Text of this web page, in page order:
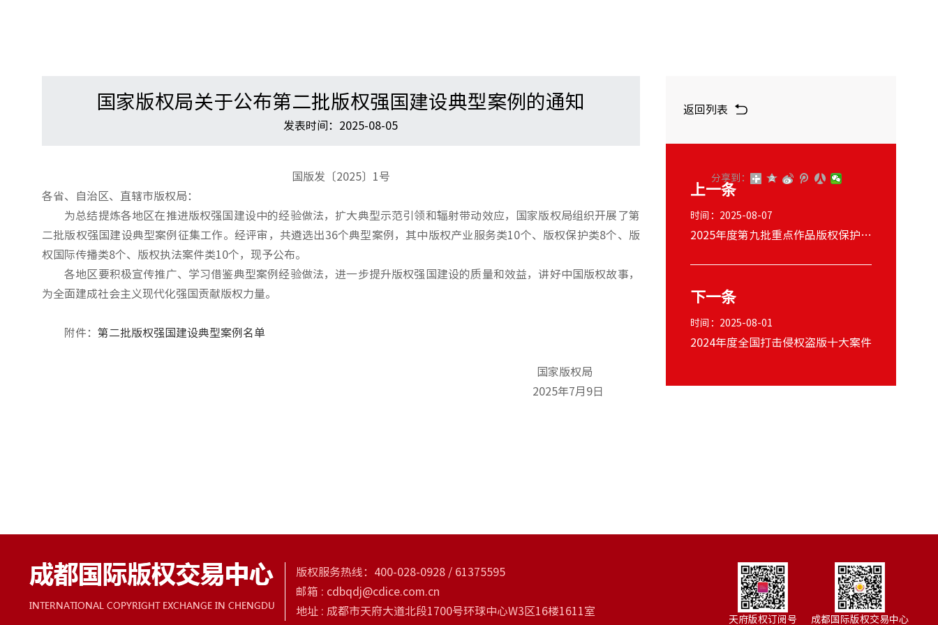
国家版权局关于公布第二批版权强国建设典型案例的通知
发表时间：2025-08-05
国版发〔2025〕1号
各省、自治区、直辖市版权局：
为总结提炼各地区在推进版权强国建设中的经验做法，扩大典型示范引领和辐射带动效应，国家版权局组织开展了第
二批版权强国建设典型案例征集工作。经评审，共遴选出36个典型案例，其中版权产业服务类10个、版权保护类8个、版
权国际传播类8个、版权执法案件类10个，现予公布。
各地区要积极宣传推广、学习借鉴典型案例经验做法，进一步提升版权强国建设的质量和效益，讲好中国版权故事，
为全面建成社会主义现代化强国贡献版权力量。
附件： 第二批版权强国建设典型案例名单
国家版权局
2025年7月9日
返回列表
分享到：
上一条
时间：2025-08-07
2025年度第九批重点作品版权保护预警名单
下一条
时间：2025-08-01
2024年度全国打击侵权盗版十大案件
版权服务热线：400-028-0928 / 61375595
邮箱 : cdbqdj@cdice.com.cn
地址 : 成都市天府大道北段1700号环球中心W3区16楼1611室
成都国际版权交易中心
天府版权订阅号